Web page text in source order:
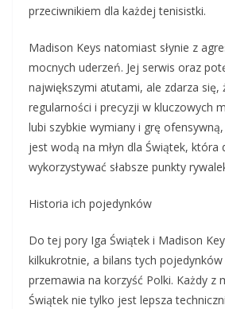
przeciwnikiem dla każdej tenisistki.
Madison Keys natomiast słynie z
mocnych uderzeń. Jej serwis oraz
największymi atutami, ale zdarza się,
regularności i precyzji w kluczowych
lubi szybkie wymiany i grę
jest wodą na młyn dla Świątek, która
wykorzystywać słabsze punkty
Historia ich pojedynków
Do tej pory Iga Świątek i Madison
kilkukrotnie, a bilans tych
przemawia na korzyść Polki. Każdy z
Świątek nie tylko jest lepsza